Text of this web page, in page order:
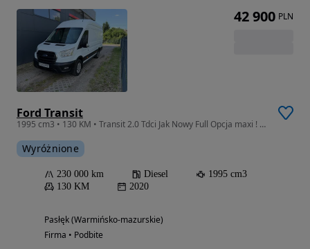
Ford Transit
1995 cm3 • 130 KM • Transit 2.0 Tdci Jak Nowy Full Opcja maxi ! L4H3
Wyróżnione
230 000 km Diesel
1995 cm3
130 KM
2020
Pasłęk (Warmińsko-mazurskie)
Firma • Podbite
42 900 PLN